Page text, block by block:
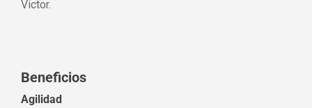
Victor.
Beneficios
Agilidad